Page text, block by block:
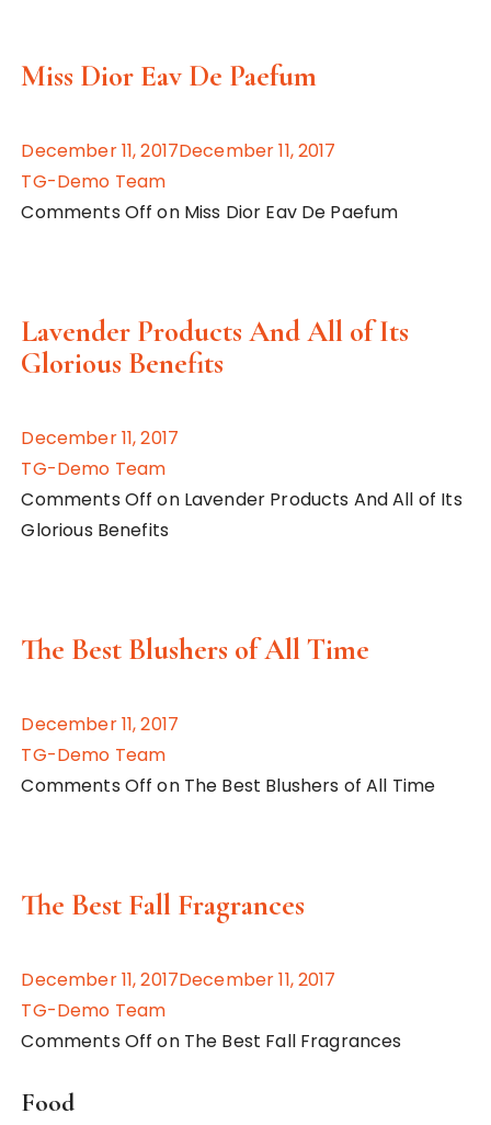
Miss Dior Eav De Paefum
December 11, 2017December 11, 2017
TG-Demo Team
Comments Off on Miss Dior Eav De Paefum
Lavender Products And All of Its
Glorious Benefits
December 11, 2017
TG-Demo Team
Comments Off on Lavender Products And All of Its
Glorious Benefits
The Best Blushers of All Time
December 11, 2017
TG-Demo Team
Comments Off on The Best Blushers of All Time
The Best Fall Fragrances
December 11, 2017December 11, 2017
TG-Demo Team
Comments Off on The Best Fall Fragrances
Food